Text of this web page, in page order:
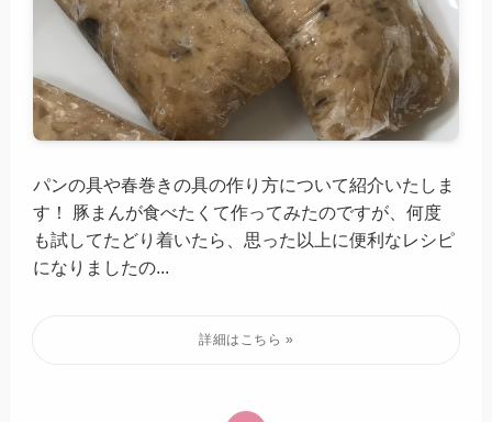
パンの具や春巻きの具の作り方について紹介いたしま
す！ 豚まんが食べたくて作ってみたのですが、何度
も試してたどり着いたら、思った以上に便利なレシピ
になりましたの...